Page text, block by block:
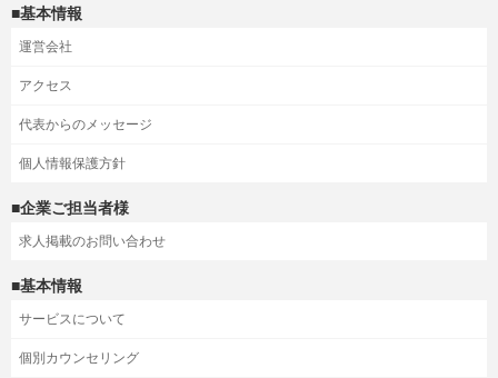
■基本情報
運営会社
アクセス
代表からのメッセージ
個人情報保護方針
■企業ご担当者様
求人掲載のお問い合わせ
■基本情報
サービスについて
個別カウンセリング